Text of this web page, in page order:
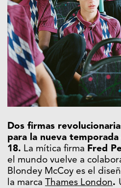
Dos firmas
para la nueva
18. La mítica firma Fred
el mundo vuelve a
Blondey McCoy es el
la marca Thames London.